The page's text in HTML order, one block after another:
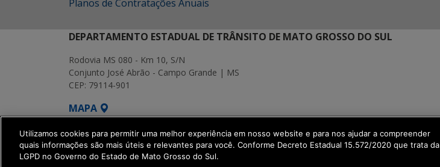
Planos de Contratações Anuais
DEPARTAMENTO ESTADUAL DE TRÂNSITO DE MATO GROSSO DO SUL
Rodovia MS 080 - Km 10, S/N
Conjunto José Abrão - Campo Grande | MS
CEP: 79114-901
MAPA
SETDIG | Secretaria-Executiva de Transformação Digital
get_footer();
Utilizamos cookies para permitir uma melhor experiência em nosso website e para nos ajudar a compreender
quais informações são mais úteis e relevantes para você. Conforme Decreto Estadual 15.572/2020 que trata da
LGPD no Governo do Estado de Mato Grosso do Sul.